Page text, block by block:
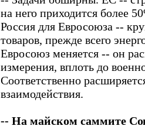
на него приходится более
Россия для Евросоюза --
товаров, прежде всего
Евросоюз меняется -- он
измерения, вплоть до
Соответственно
взаимодействия.
-- На майском саммите